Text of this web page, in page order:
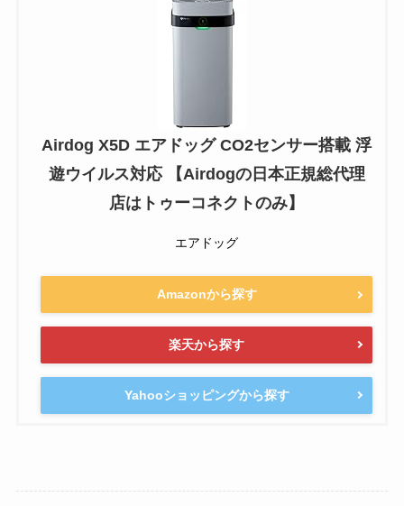
Airdog X5D エアドッグ CO2センサー搭載 浮
遊ウイルス対応 【Airdogの日本正規総代理
店はトゥーコネクトのみ】
エアドッグ
Amazonから探す
楽天から探す
Yahooショッピングから探す